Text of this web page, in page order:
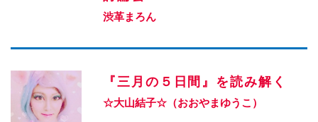
渋革まろん
『三月の５日間』を読み解く
☆大山結子☆（おおやまゆうこ）